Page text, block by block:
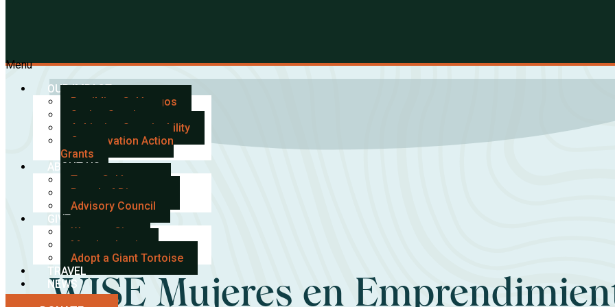
Menu
OUR IMPACT
Rewilding Galápagos
Saving Species
Achieving Sustainability
Conservation Action
Grants
ABOUT US
Team Galápagos
Board of Directors
Advisory Council
GIVE
Ways to Give
Member Login
Adopt a Giant Tortoise
TRAVEL
NEWS
WISE Mujeres en